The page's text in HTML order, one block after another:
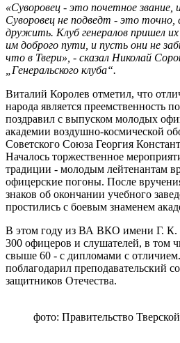
«Суворовец - это почетное
Суворовец не подведт - это
дружить. Клуб генералов пришел
им доброго пути, и пусть они не
что в Твери», - сказал Николай
„Генеральского клуба“.
Виталий Королев отметил, что
народа является преемственность
поздравил с выпуском молодых
академии воздушно‑космической
Советского Союза Георгия
Началось торжественное
традиции - молодым лейтенантам
офицерские погоны. После
знаков об окончании учебного
простились с боевым знаменем
В этом году из ВА ВКО имени Г. К.
300 офицеров и слушателей, в том
свыше 60 - с дипломами с
поблагодарил преподавательский
защитников Отечества.
фото: Правительство